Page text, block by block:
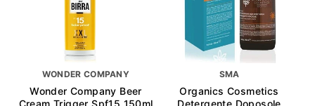
WONDER COMPANY
Wonder Company Beer
Cream Trigger Spf15 150ml
SMA
Organics Cosmetics
Detergente Doposole